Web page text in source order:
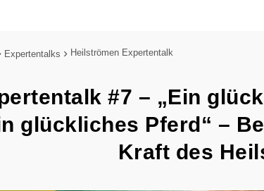
Expertentalks Heilströmen Expertentalk
#7 – „Ein
glückliches Pferd“ –
Kraft des